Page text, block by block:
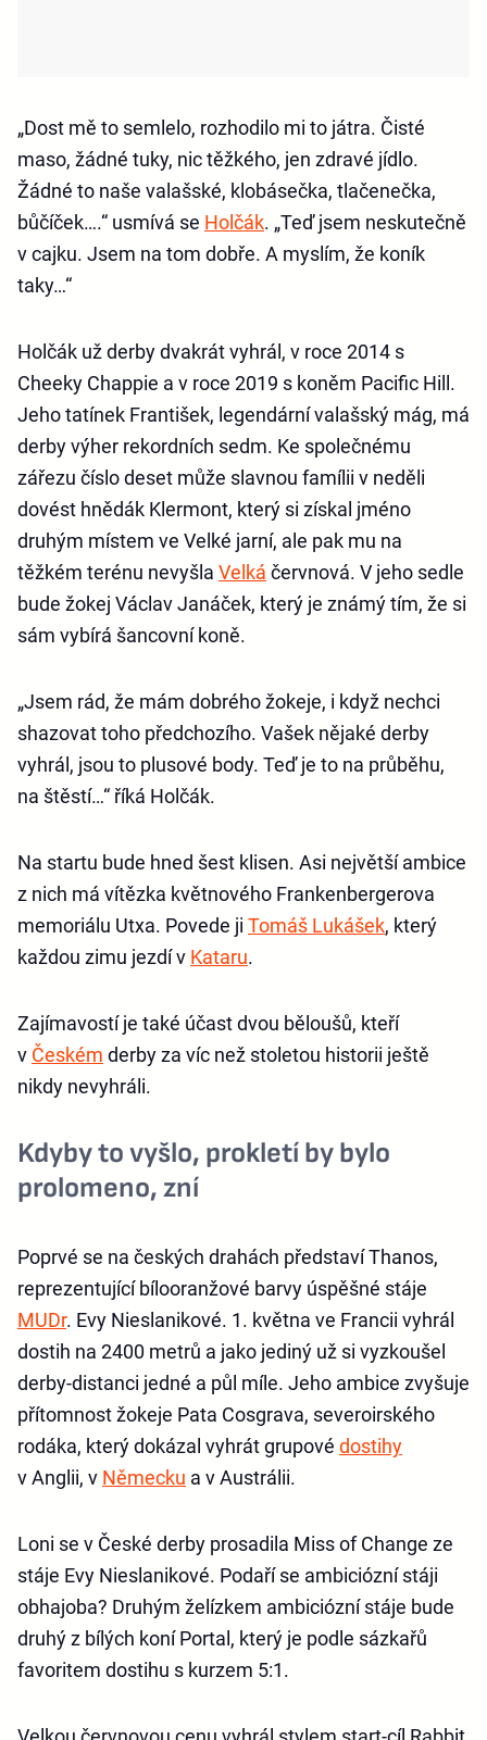
„Dost mě to semlelo, rozhodilo mi to játra. Čisté
maso, žádné tuky, nic těžkého, jen zdravé jídlo.
Žádné to naše valašské, klobásečka, tlačenečka,
bůčíček….“ usmívá se Holčák. „Teď jsem neskutečně
v cajku. Jsem na tom dobře. A myslím, že koník
taky…“
Holčák už derby dvakrát vyhrál, v roce 2014 s
Cheeky Chappie a v roce 2019 s koněm Pacific Hill.
Jeho tatínek František, legendární valašský mág, má
derby výher rekordních sedm. Ke společnému
zářezu číslo deset může slavnou famílii v neděli
dovést hnědák Klermont, který si získal jméno
druhým místem ve Velké jarní, ale pak mu na
těžkém terénu nevyšla Velká červnová. V jeho sedle
bude žokej Václav Janáček, který je známý tím, že si
sám vybírá šancovní koně.
„Jsem rád, že mám dobrého žokeje, i když nechci
shazovat toho předchozího. Vašek nějaké derby
vyhrál, jsou to plusové body. Teď je to na průběhu,
na štěstí…“ říká Holčák.
Na startu bude hned šest klisen. Asi největší ambice
z nich má vítězka květnového Frankenbergerova
memoriálu Utxa. Povede ji Tomáš Lukášek, který
každou zimu jezdí v Kataru.
Zajímavostí je také účast dvou běloušů, kteří
v Českém derby za víc než stoletou historii ještě
nikdy nevyhráli.
Kdyby to vyšlo, prokletí by bylo
prolomeno, zní
Poprvé se na českých drahách představí Thanos,
reprezentující bílooranžové barvy úspěšné stáje
MUDr. Evy Nieslanikové. 1. května ve Francii vyhrál
dostih na 2400 metrů a jako jediný už si vyzkoušel
derby-distanci jedné a půl míle. Jeho ambice zvyšuje
přítomnost žokeje Pata Cosgrava, severoirského
rodáka, který dokázal vyhrát grupové dostihy
v Anglii, v Německu a v Austrálii.
Loni se v České derby prosadila Miss of Change ze
stáje Evy Nieslanikové. Podaří se ambiciózní stáji
obhajoba? Druhým želízkem ambiciózní stáje bude
druhý z bílých koní Portal, který je podle sázkařů
favoritem dostihu s kurzem 5:1.